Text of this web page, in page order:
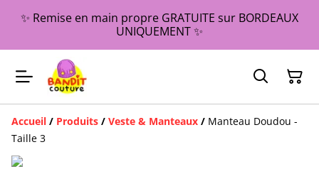
✨ Remise en main propre GRATUITE sur BORDEAUX
UNIQUEMENT ✨
Accueil / Produits / Veste & Manteaux / Manteau Doudou -
Taille 3